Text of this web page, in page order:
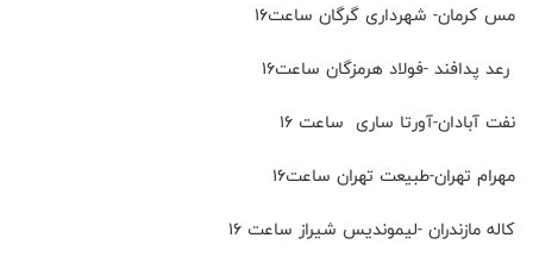
مس کرمان- شهرداری گرگان ساعت۱۶
رعد پدافند -فولاد هرمزگان ساعت۱۶
نفت آبادان-آورتا ساری ساعت ۱۶
مهرام تهران-طبیعت تهران ساعت۱۶
کاله مازندران -لیموندیس شیراز ساعت ۱۶